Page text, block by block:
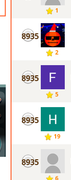
1
8935
2
8935
5
8935
19
8935
6